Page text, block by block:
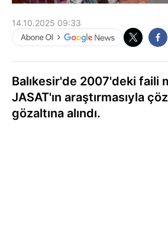
14.10.2025 09:33
Balıkesir'de 2007'deki faili
JASAT'ın araştırmasıyla
gözaltına alındı.